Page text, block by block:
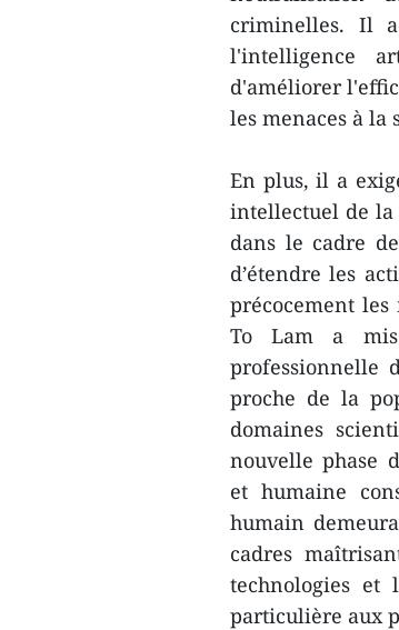
criminelles. Il
l'intelligence
d'améliorer
les menaces à la
En plus, il a
intellectuel de la
dans le cadre
d’étendre les
précocement
To Lam a
professionnelle
proche de la
domaines
nouvelle phase
et humaine
humain
cadres
technologies et
particulière aux